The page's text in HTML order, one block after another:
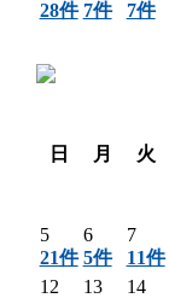
28件 7件 7件
日
月 火
5
21件
6
5件
7
11件
12
13
14